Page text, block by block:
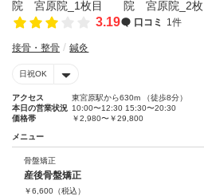
3.19 口コミ 1件
接骨・整骨 鍼灸
日祝OK
アクセス
東宮原駅から630m （徒歩8分）
本日の営業状況 10:00〜12:30 15:30〜20:30
価格帯
￥2,980〜￥29,800
メニュー
骨盤矯正
産後骨盤矯正
￥6,600 （税込）